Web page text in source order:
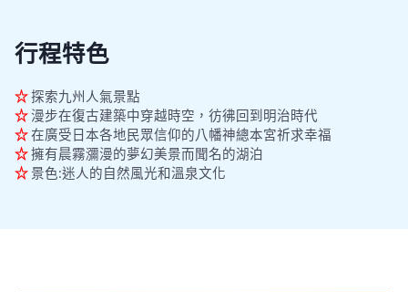
行程特色
☆探索九州人氣景點
☆漫步在復古建築中穿越時空，彷彿回到明治時代
☆在廣受日本各地民眾信仰的八幡神總本宮祈求幸福
☆擁有晨霧瀰漫的夢幻美景而聞名的湖泊
☆景色:迷人的自然風光和溫泉文化